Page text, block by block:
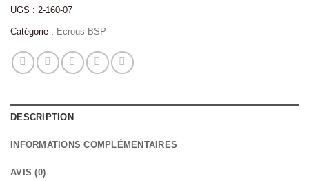
UGS : 2-160-07
Catégorie : Ecrous BSP
DESCRIPTION
INFORMATIONS COMPLÉMENTAIRES
AVIS (0)